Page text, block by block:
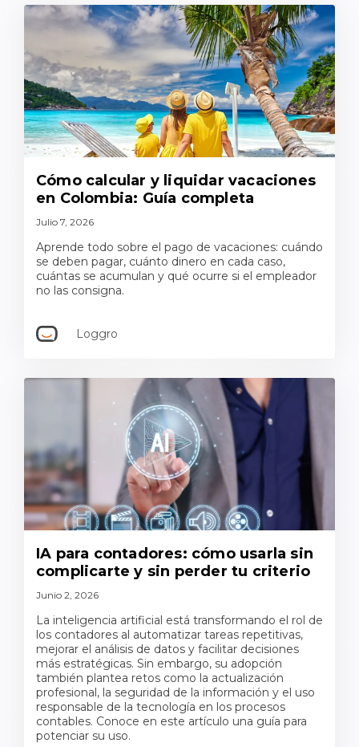
Cómo calcular y liquidar vacaciones
en Colombia: Guía completa
Julio 7, 2026
Aprende todo sobre el pago de vacaciones: cuándo
se deben pagar, cuánto dinero en cada caso,
cuántas se acumulan y qué ocurre si el empleador
no las consigna.
Loggro
IA para contadores: cómo usarla sin
complicarte y sin perder tu criterio
Junio 2, 2026
La inteligencia artificial está transformando el rol de
los contadores al automatizar tareas repetitivas,
mejorar el análisis de datos y facilitar decisiones
más estratégicas. Sin embargo, su adopción
también plantea retos como la actualización
profesional, la seguridad de la información y el uso
responsable de la tecnología en los procesos
contables. Conoce en este artículo una guía para
potenciar su uso.